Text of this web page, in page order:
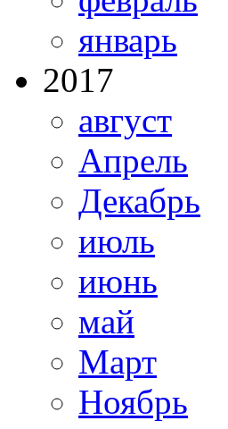
январь
2017
август
Апрель
Декабрь
июль
июнь
май
Март
Ноябрь